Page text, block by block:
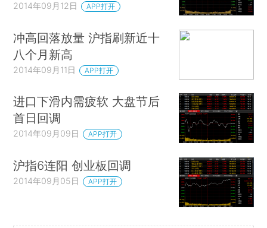
2014年09月12日 APP打开
冲高回落放量 沪指刷新近十
八个月新高
2014年09月11日 APP打开
进口下滑内需疲软 大盘节后
首日回调
2014年09月09日 APP打开
沪指6连阳 创业板回调
2014年09月05日 APP打开